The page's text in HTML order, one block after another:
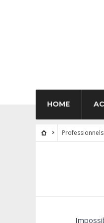
HOME
Professionnels